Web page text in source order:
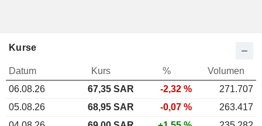
Kurse
Datum Kurs %
Volumen
06.08.26
67,35 SAR -2,32 %
271.707
05.08.26
68,95 SAR -0,07 %
263.417